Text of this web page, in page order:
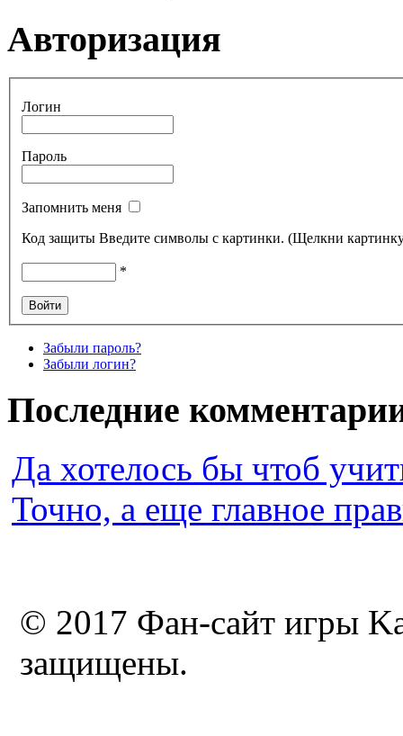
Авторизация
Логин
Пароль
Запомнить меня
Код защиты Введите символы с картинки. (Щелкни
*
Забыли пароль?
Забыли логин?
Последние
Да хотелось бы чтоб
Точно, а еще главное
© 2017 Фан-сайт игры
защищены.